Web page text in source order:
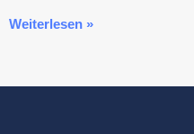
Weiterlesen »